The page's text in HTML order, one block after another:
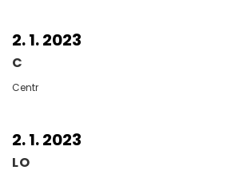
2. 1. 2023
C
Centr
2. 1. 2023
LO